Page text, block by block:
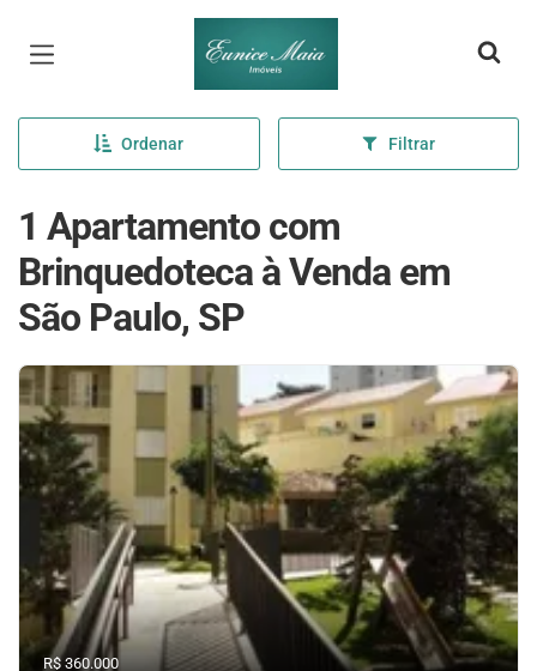
Página inicial
Ordenar Filtrar
1 Apartamento com
Brinquedoteca à Venda em
São Paulo, SP
R$ 360.000